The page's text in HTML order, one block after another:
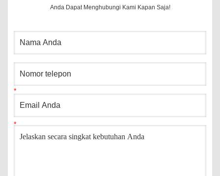
Anda Dapat Menghubungi Kami Kapan Saja!